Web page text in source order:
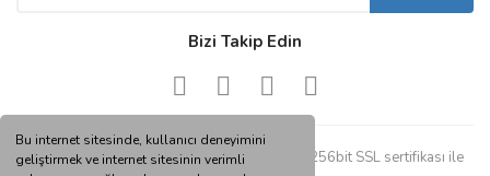
Bu internet sitesinde, kullanıcı deneyimini
geliştirmek ve internet sitesinin verimli
Bizi Takip Edin
© Tüm hakları saklıdır. Kredi kartı bilgileriniz 256bit SSL sertifikası ile